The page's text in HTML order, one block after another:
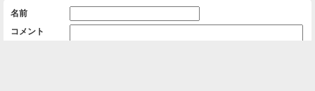
名前
コメント